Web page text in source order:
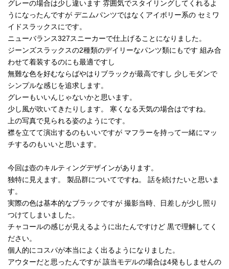
グレーの場合は少し違います 雰囲気でスタイリングしてくれるよ
うになったんですが デニムパンツではなくアイボリー系の セミワ
イドスラックスにです。
ニューバランス327スニーカーで仕上げることになりました。
ジーンズスラックスの2種類のデイリーなパンツ類にもです 組み合
わせて着装するのにも最適ですし
無難な色を好むならばやはりブラックが最高ですし 少しモダンで
シンプルな感じを追求します。
グレーもいいんじゃないかと思います。
少し風が吹いてきたりします。 寒くなる天気の場合はですね。
上の写真で見られる姿のようにです。
襟を立てて演出するのもいいですが マフラーを持って一緒にマッ
チするのもいいと思います。
今回は壺のキルティングデザインがあります。
独特に見えます。 製品群についてですね。 話を続けたいと思いま
す。
実際の色は基本的なブラックですが 撮影当時、日差しが少し照り
つけてしまいました。
チャコールの感じが見えるように出たんですけど 黒で理解してく
ださい。
個人的にコスパが本当によく出るようになりました。
アウターだと思ったんですが 該当モデルの場合は4発もしませんの